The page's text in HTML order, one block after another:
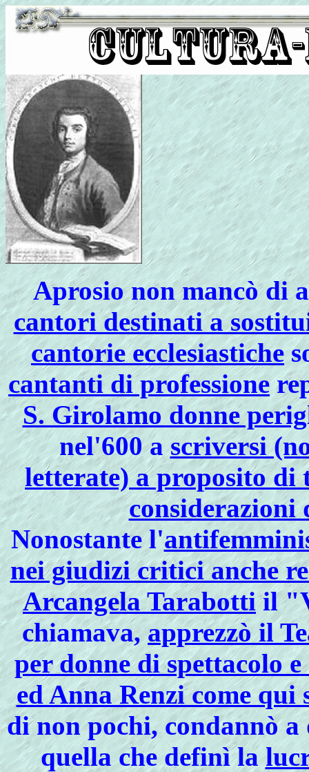
Aprosio non mancò di
cantori destinati a
cantorie ecclesiastiche
cantanti di professione
S. Girolamo donne
nel'600 ascriversi
letterate) a proposito di
considerazioni
Nonostante l'
nei giudizi critici anche
Arcangela Tarabottiil
chiamava,apprezzò il
per donne di spettacolo
ed Anna Renzi come qui
di non pochi, condannò
quella che definì la